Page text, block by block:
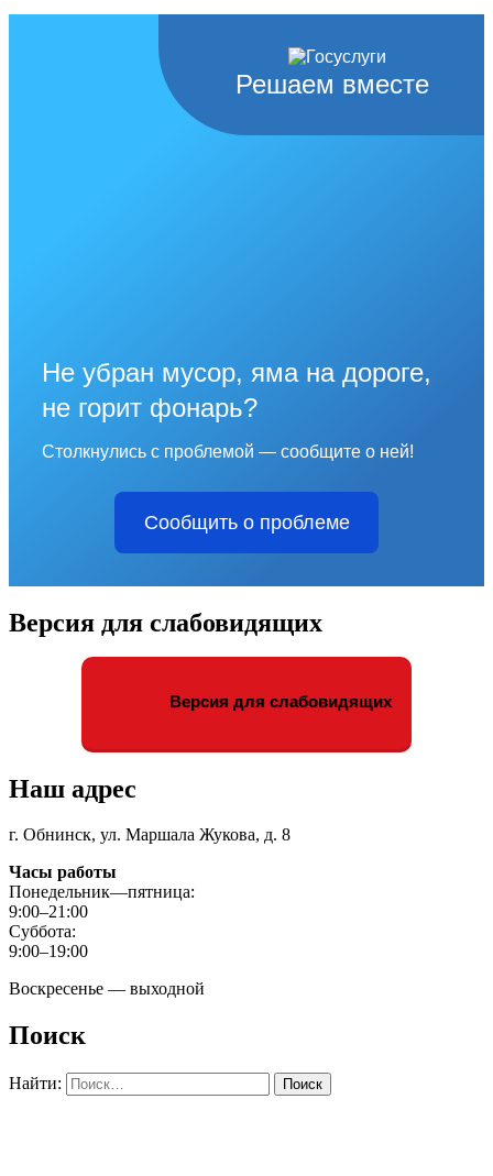
Решаем вместе
Не убран мусор, яма на дороге,
не горит фонарь?
Столкнулись с проблемой — сообщите о ней!
Сообщить о проблеме
Версия для слабовидящих
Версия для слабовидящих
Наш адрес
г. Обнинск, ул. Маршала Жукова, д. 8
Часы работы
Понедельник—пятница:
9:00–21:00
Суббота:
9:00–19:00
Воскресенье — выходной
Поиск
Найти: